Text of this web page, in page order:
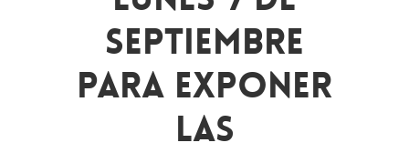
Septiembre
Para Exponer
Las